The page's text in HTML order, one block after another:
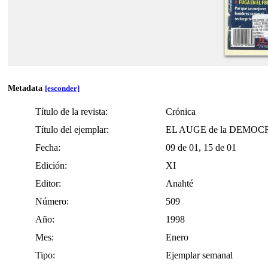
Metadata [esconder]
Título de la revista:
Crónica
Título del ejemplar:
EL AUGE de la
Fecha:
09 de 01, 15 de 01
Edición:
XI
Editor:
Anahté
Número:
509
Año:
1998
Mes:
Enero
Tipo:
Ejemplar semanal